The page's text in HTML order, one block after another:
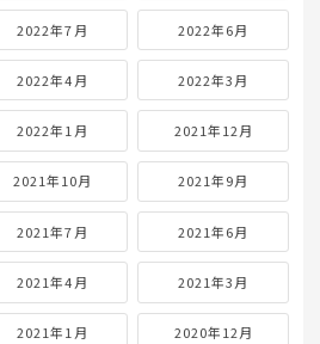
2022年7月 2022年6月
2022年4月 2022年3月
2022年1月 2021年12月
2021年10月 2021年9月
2021年7月 2021年6月
2021年4月 2021年3月
2021年1月 2020年12月